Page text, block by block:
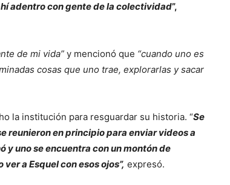
adentro con gente de la colectividad”,
de mi vida” y mencionó que “cuando uno es
cosas que uno trae, explorarlas y sacar
la institución para resguardar su historia. “Se
reunieron en principio para enviar videos a
y uno se encuentra con un montón de
a Esquel con esos ojos”, expresó.